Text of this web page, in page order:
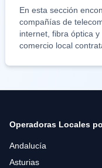
En esta sección
compañías de
internet, fibra óptica
comercio local
Operadoras Locales
Andalucía
Asturias